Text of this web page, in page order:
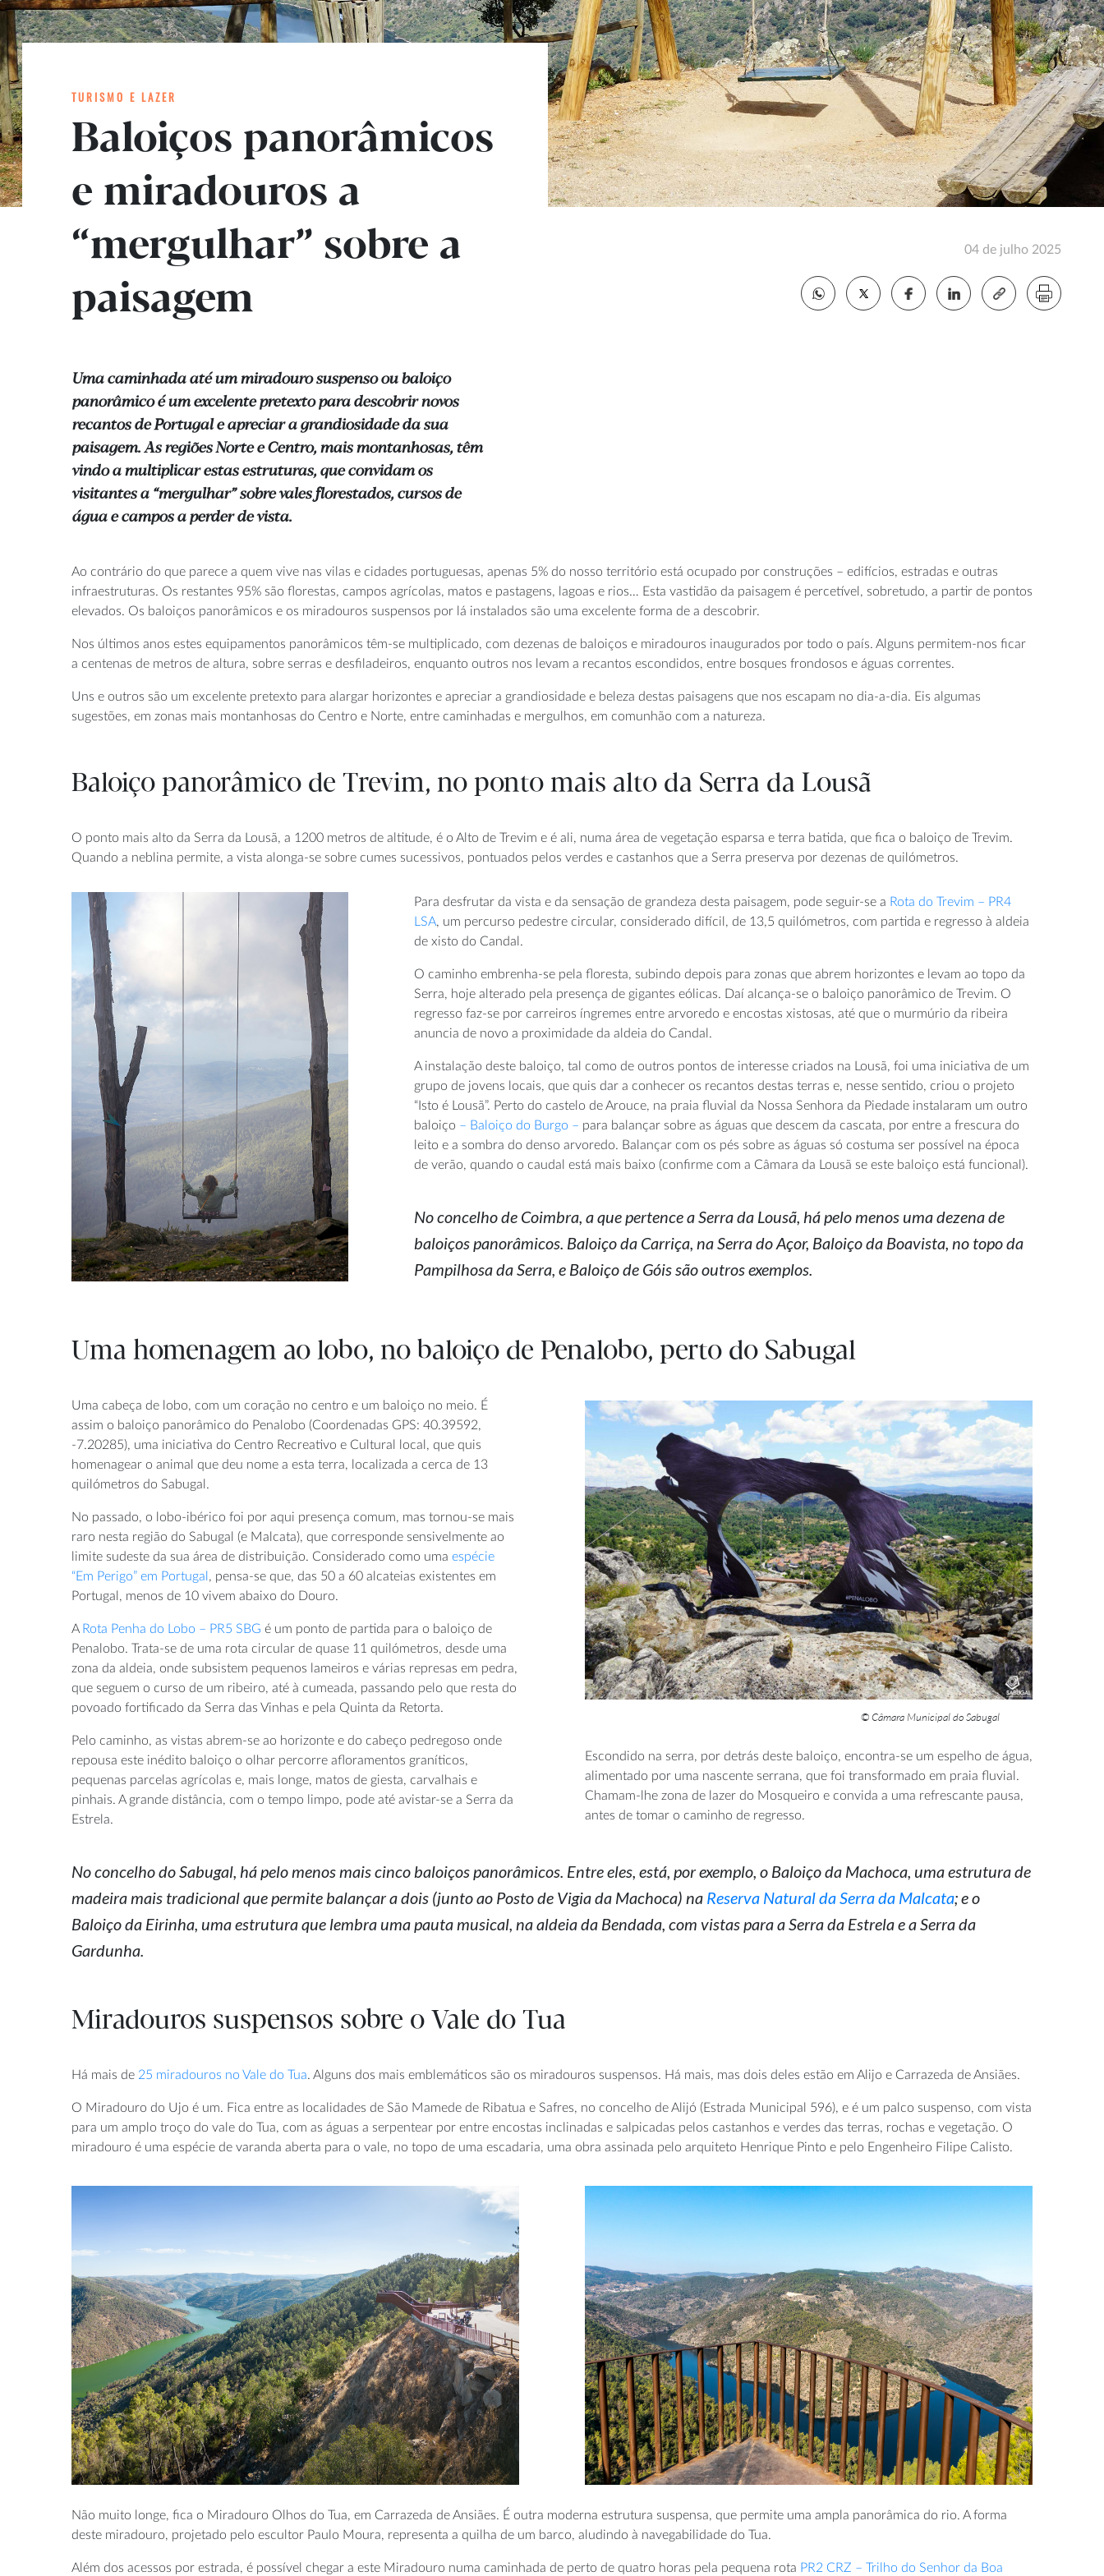
TURISMO E LAZER
Baloiços panorâmicos
e miradouros a
“mergulhar” sobre a
paisagem
Uma caminhada até um miradouro suspenso ou baloiço
panorâmico é um excelente pretexto para descobrir novos
recantos de Portugal e apreciar a grandiosidade da sua
paisagem. As regiões Norte e Centro, mais montanhosas, têm
vindo a multiplicar estas estruturas, que convidam os
visitantes a “mergulhar” sobre vales florestados, cursos de
água e campos a perder de vista.
04 de julho 2025
Ao contrário do que parece a quem vive nas vilas e cidades portuguesas, apenas 5% do nosso território está ocupado por construções – edifícios, estradas e outras
infraestruturas. Os restantes 95% são florestas, campos agrícolas, matos e pastagens, lagoas e rios… Esta vastidão da paisagem é percetível, sobretudo, a partir de pontos
elevados. Os baloiços panorâmicos e os miradouros suspensos por lá instalados são uma excelente forma de a descobrir.
Nos últimos anos estes equipamentos panorâmicos têm-se multiplicado, com dezenas de baloiços e miradouros inaugurados por todo o país. Alguns permitem-nos ficar
a centenas de metros de altura, sobre serras e desfiladeiros, enquanto outros nos levam a recantos escondidos, entre bosques frondosos e águas correntes.
Uns e outros são um excelente pretexto para alargar horizontes e apreciar a grandiosidade e beleza destas paisagens que nos escapam no dia-a-dia. Eis algumas
sugestões, em zonas mais montanhosas do Centro e Norte, entre caminhadas e mergulhos, em comunhão com a natureza.
Baloiço panorâmico de Trevim, no ponto mais alto da Serra da Lousã
O ponto mais alto da Serra da Lousã, a 1200 metros de altitude, é o Alto de Trevim e é ali, numa área de vegetação esparsa e terra batida, que fica o baloiço de Trevim.
Quando a neblina permite, a vista alonga-se sobre cumes sucessivos, pontuados pelos verdes e castanhos que a Serra preserva por dezenas de quilómetros.
Para desfrutar da vista e da sensação de grandeza desta paisagem, pode seguir-se a Rota do Trevim – PR4
LSA, um percurso pedestre circular, considerado difícil, de 13,5 quilómetros, com partida e regresso à aldeia
de xisto do Candal.
O caminho embrenha-se pela floresta, subindo depois para zonas que abrem horizontes e levam ao topo da
Serra, hoje alterado pela presença de gigantes eólicas. Daí alcança-se o baloiço panorâmico de Trevim. O
regresso faz-se por carreiros íngremes entre arvoredo e encostas xistosas, até que o murmúrio da ribeira
anuncia de novo a proximidade da aldeia do Candal.
A instalação deste baloiço, tal como de outros pontos de interesse criados na Lousã, foi uma iniciativa de um
grupo de jovens locais, que quis dar a conhecer os recantos destas terras e, nesse sentido, criou o projeto
“Isto é Lousã”. Perto do castelo de Arouce, na praia fluvial da Nossa Senhora da Piedade instalaram um outro
baloiço – Baloiço do Burgo – para balançar sobre as águas que descem da cascata, por entre a frescura do
leito e a sombra do denso arvoredo. Balançar com os pés sobre as águas só costuma ser possível na época
de verão, quando o caudal está mais baixo (confirme com a Câmara da Lousã se este baloiço está funcional).
No concelho de Coimbra, a que pertence a Serra da Lousã, há pelo menos uma dezena de
baloiços panorâmicos. Baloiço da Carriça, na Serra do Açor, Baloiço da Boavista, no topo da
Pampilhosa da Serra, e Baloiço de Góis são outros exemplos.
Uma homenagem ao lobo, no baloiço de Penalobo, perto do Sabugal
Uma cabeça de lobo, com um coração no centro e um baloiço no meio. É
assim o baloiço panorâmico do Penalobo (Coordenadas GPS: 40.39592,
-7.20285), uma iniciativa do Centro Recreativo e Cultural local, que quis
homenagear o animal que deu nome a esta terra, localizada a cerca de 13
quilómetros do Sabugal.
No passado, o lobo-ibérico foi por aqui presença comum, mas tornou-se mais
raro nesta região do Sabugal (e Malcata), que corresponde sensivelmente ao
limite sudeste da sua área de distribuição. Considerado como uma espécie
“Em Perigo” em Portugal , pensa-se que, das 50 a 60 alcateias existentes em
Portugal, menos de 10 vivem abaixo do Douro.
A Rota Penha do Lobo – PR5 SBG é um ponto de partida para o baloiço de
Penalobo. Trata-se de uma rota circular de quase 11 quilómetros, desde uma
zona da aldeia, onde subsistem pequenos lameiros e várias represas em pedra,
que seguem o curso de um ribeiro, até à cumeada, passando pelo que resta do
povoado fortificado da Serra das Vinhas e pela Quinta da Retorta.
Pelo caminho, as vistas abrem-se ao horizonte e do cabeço pedregoso onde
repousa este inédito baloiço o olhar percorre afloramentos graníticos,
pequenas parcelas agrícolas e, mais longe, matos de giesta, carvalhais e
pinhais. A grande distância, com o tempo limpo, pode até avistar-se a Serra da
Estrela.
© Câmara Municipal do Sabugal
Escondido na serra, por detrás deste baloiço, encontra-se um espelho de água,
alimentado por uma nascente serrana, que foi transformado em praia fluvial.
Chamam-lhe zona de lazer do Mosqueiro e convida a uma refrescante pausa,
antes de tomar o caminho de regresso.
No concelho do Sabugal, há pelo menos mais cinco baloiços panorâmicos. Entre eles, está, por exemplo, o Baloiço da Machoca, uma estrutura de
madeira mais tradicional que permite balançar a dois (junto ao Posto de Vigia da Machoca) na Reserva Natural da Serra da Malcata; e o
Baloiço da Eirinha, uma estrutura que lembra uma pauta musical, na aldeia da Bendada, com vistas para a Serra da Estrela e a Serra da
Gardunha.
Miradouros suspensos sobre o Vale do Tua
Há mais de 25 miradouros no Vale do Tua. Alguns dos mais emblemáticos são os miradouros suspensos. Há mais, mas dois deles estão em Alijo e Carrazeda de Ansiães.
O Miradouro do Ujo é um. Fica entre as localidades de São Mamede de Ribatua e Safres, no concelho de Alijó (Estrada Municipal 596), e é um palco suspenso, com vista
para um amplo troço do vale do Tua, com as águas a serpentear por entre encostas inclinadas e salpicadas pelos castanhos e verdes das terras, rochas e vegetação. O
miradouro é uma espécie de varanda aberta para o vale, no topo de uma escadaria, uma obra assinada pelo arquiteto Henrique Pinto e pelo Engenheiro Filipe Calisto.
Não muito longe, fica o Miradouro Olhos do Tua, em Carrazeda de Ansiães. É outra moderna estrutura suspensa, que permite uma ampla panorâmica do rio. A forma
deste miradouro, projetado pelo escultor Paulo Moura, representa a quilha de um barco, aludindo à navegabilidade do Tua.
Além dos acessos por estrada, é possível chegar a este Miradouro numa caminhada de perto de quatro horas pela pequena rota PR2 CRZ – Trilho do Senhor da Boa